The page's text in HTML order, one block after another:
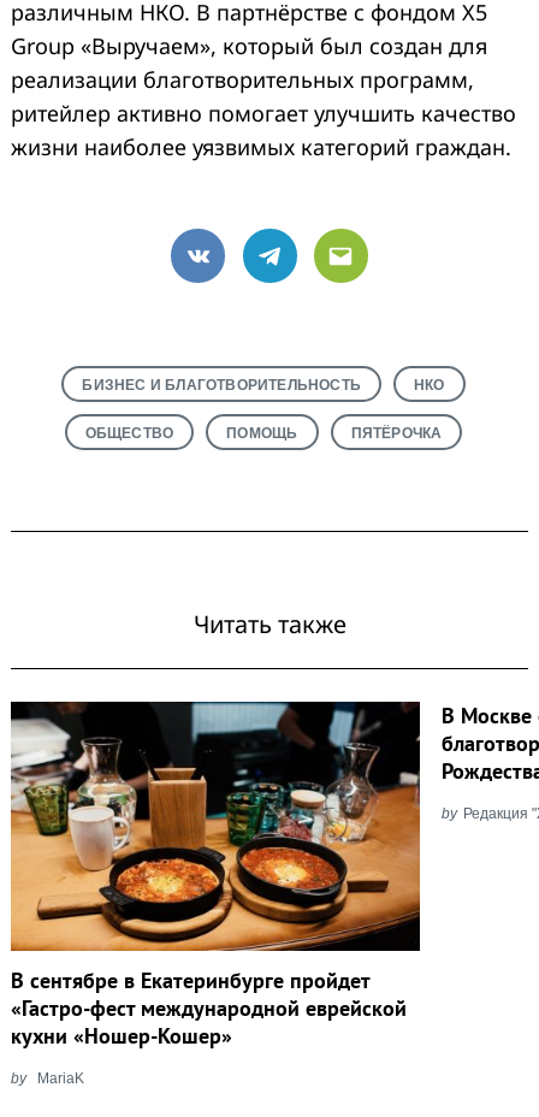
различным НКО. В партнёрстве с фондом X5
Group «Выручаем», который был создан для
реализации благотворительных программ,
ритейлер активно помогает улучшить качество
жизни наиболее уязвимых категорий граждан.
VK Telegram
Email
БИЗНЕС И БЛАГОТВОРИТЕЛЬНОСТЬ НКО
ОБЩЕСТВО ПОМОЩЬ ПЯТЁРОЧКА
Читать также
В сентябре в Екатеринбурге пройдет
«Гастро-фест международной еврейской
кухни «Ношер-Кошер»
by MariaK
В Москве
by Редакция